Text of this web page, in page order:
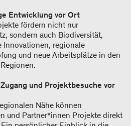
Entwicklung vor Ort
fördern nicht nur
sondern auch Biodiversität,
Innovationen, regionale
und neue Arbeitsplätze in den
und Projektbesuche vor
Nähe können
und Partner*innen Projekte direkt